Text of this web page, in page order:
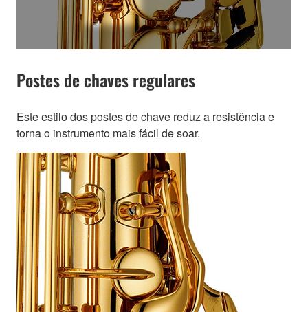
Postes de chaves regulares
Este estilo dos postes de chave reduz a resistência e
torna o instrumento mais fácil de soar.